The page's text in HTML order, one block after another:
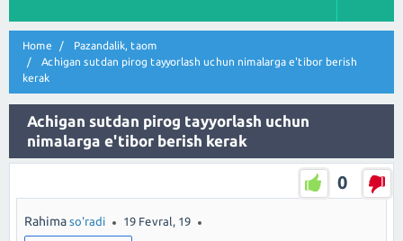
Home
Pazandalik, taom
Achigan sutdan pirog tayyorlash uchun nimalarga e'tibor berish
kerak
Achigan sutdan pirog tayyorlash uchun
nimalarga e'tibor berish kerak
0
Rahima so'radi 19 Fevral, 19